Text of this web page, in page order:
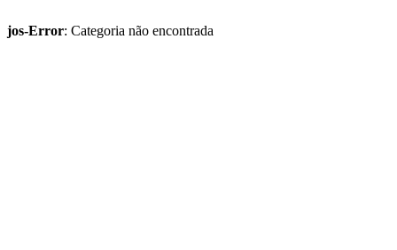
jos-Error: Categoria não encontrada